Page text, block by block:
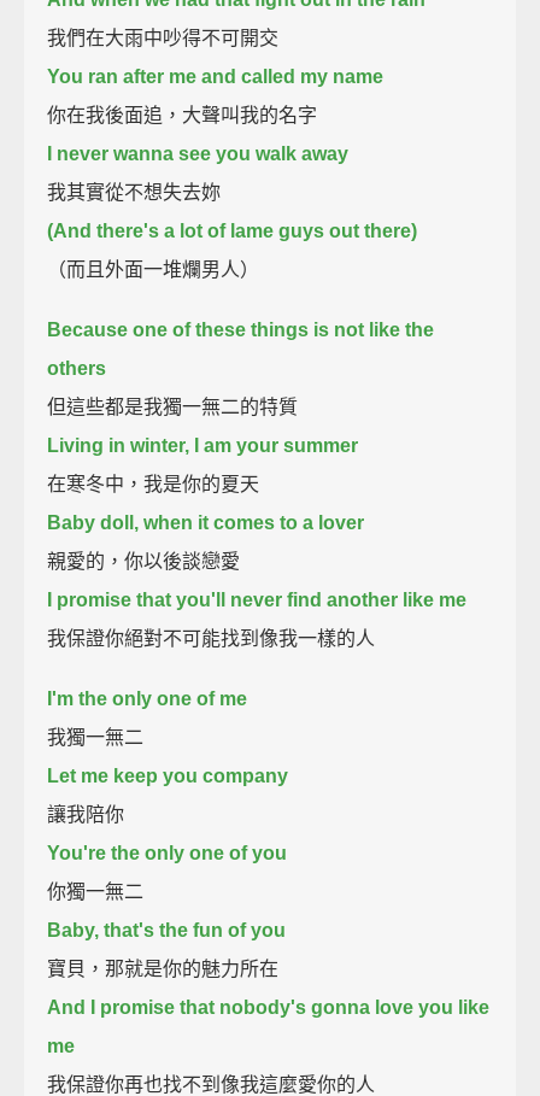
我們在大雨中吵得不可開交
You ran after me and called my name
你在我後面追，大聲叫我的名字
I never wanna see you walk away
我其實從不想失去妳
(And there's a lot of lame guys out there)
（而且外面一堆爛男人）
Because one of these things is not like the
others
但這些都是我獨一無二的特質
Living in winter, I am your summer
在寒冬中，我是你的夏天
Baby doll, when it comes to a lover
親愛的，你以後談戀愛
I promise that you'll never find another like me
我保證你絕對不可能找到像我一樣的人
I'm the only one of me
我獨一無二
Let me keep you company
讓我陪你
You're the only one of you
你獨一無二
Baby, that's the fun of you
寶貝，那就是你的魅力所在
And I promise that nobody's gonna love you like
me
我保證你再也找不到像我這麼愛你的人